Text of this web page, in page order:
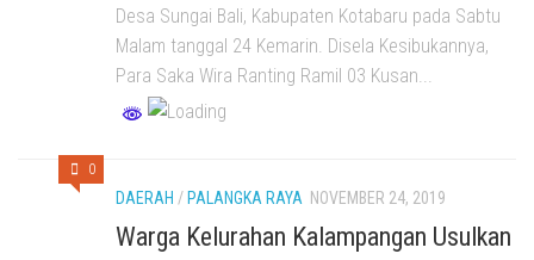
Desa Sungai Bali, Kabupaten Kotabaru pada Sabtu
Malam tanggal 24 Kemarin. Disela Kesibukannya,
Para Saka Wira Ranting Ramil 03 Kusan...
0
DAERAH /PALANGKA RAYA NOVEMBER 24, 2019
Warga Kelurahan Kalampangan Usulkan